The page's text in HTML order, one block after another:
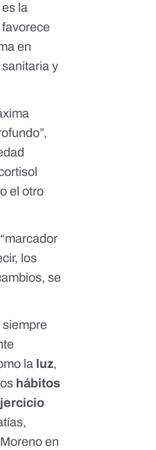
la
en
y
el otro
los
se
la luz,
hábitos
en